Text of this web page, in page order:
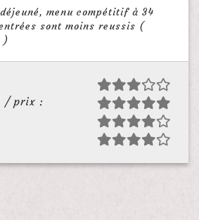
menu compétitif à 34
sont moins reussis (
)
/ prix :